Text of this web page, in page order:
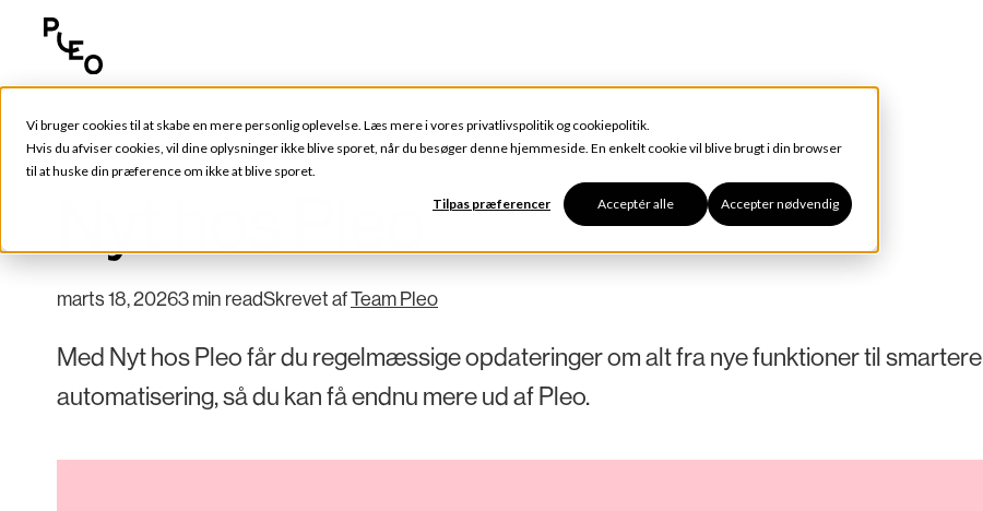
Vi bruger cookies til at skabe en mere personlig oplevelse. Læs mere i vores privatlivspolitik og cookiepolitik.
Hvis du afviser cookies, vil dine oplysninger ikke blive sporet, når du besøger denne hjemmeside. En enkelt cookie vil blive brugt i din browser
til at huske din præference om ikke at blive sporet.
Tilpas præferencer Acceptér alle Accepter nødvendig
Pleo Updates
marts 18, 20263 min readSkrevet afTeam Pleo
Med Nyt hos Pleo får du regelmæssige opdateringer om alt fra nye funktioner til smartere
automatisering, så du kan få endnu mere ud af Pleo.